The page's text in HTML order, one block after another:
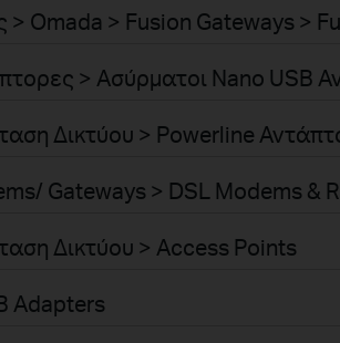
> Omada > Fusion Gateways >
> Ασύρματοι Nano USB
Δικτύου > Powerline
Gateways > DSL Modems &
Δικτύου > Access Points
Adapters